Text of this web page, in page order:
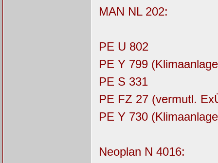
MAN NL 202:
PE U 802
PE Y 799
PE S 331
PE FZ 27 (vermutl.
PE Y 730
Neoplan N 4016: